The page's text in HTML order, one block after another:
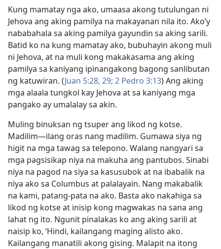
Kung mamatay nga ako, umaasa akong tutulungan ni
Jehova ang aking pamilya na makayanan nila ito. Ako’y
nababahala sa aking pamilya gayundin sa aking sarili.
Batid ko na kung mamatay ako, bubuhayin akong muli
ni Jehova, at na muli kong makakasama ang aking
pamilya sa kaniyang ipinangakong bagong sanlibutan
ng katuwiran. (Juan 5:28, 29; 2 Pedro 3:13) Ang aking
mga alaala tungkol kay Jehova at sa kaniyang mga
pangako ay umalalay sa akin.
Muling binuksan ng tsuper ang likod ng kotse.
Madilim​—ilang oras nang madilim. Gumawa siya ng
higit na mga tawag sa telepono. Walang nangyari sa
mga pagsisikap niya na makuha ang pantubos. Sinabi
niya na pagod na siya sa kasusubok at na ibabalik na
niya ako sa Columbus at palalayain. Nang makabalik
na kami, patang-pata na ako. Basta ako nakahiga sa
likod ng kotse at inisip kong magwakas na sana ang
lahat ng ito. Ngunit pinalakas ko ang aking sarili at
naisip ko, ‘Hindi, kailangang maging alisto ako.
Kailangang manatili akong gising. Malapit na itong